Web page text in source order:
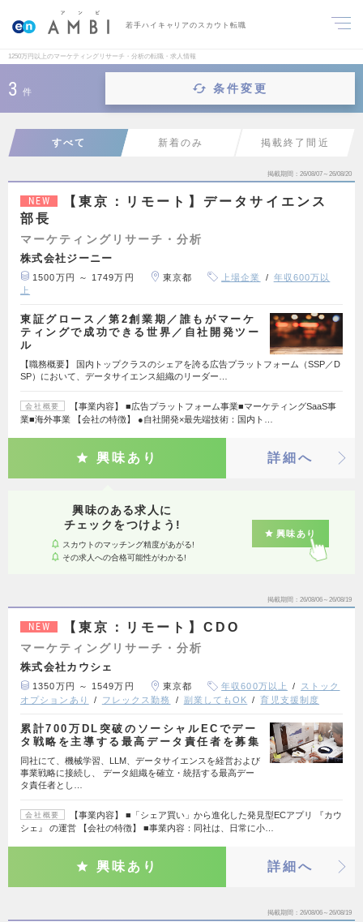
若手ハイキャリアのスカウト転職
1250万円以上のマーケティングリサーチ・分析の転職・求人情報
3 件 条件変更
すべて 新着のみ 掲載終了間近
掲載期間 26/08/07～26/08/20
NEW
【東京：リモート】データサイエンス
部長
マーケティングリサーチ・分析
株式会社ジーニー
1500万円 ～ 1749万円 東京都 上場企業
年収600万以
上
東証グロース／第2創業期／誰もがマーケ
ティングで成功できる世界／自社開発ツー
ル
【職務概要】 国内トップクラスのシェアを誇る広告プラットフォーム（SSP／D
SP）において、データサイエンス組織のリーダー…
会社概要
【事業内容】 ■広告プラットフォーム事業■マーケティングSaaS事
業■海外事業 【会社の特徴】 ●自社開発×最先端技術：国内ト…
興味あり 詳細へ
興味のある求人に
チェックをつけよう!
スカウトのマッチング精度があがる!
その求人への合格可能性がわかる!
興味あり
掲載期間 26/08/06～26/08/19
NEW 【東京：リモート】CDO
マーケティングリサーチ・分析
株式会社カウシェ
1350万円 ～ 1549万円 東京都 年収600万以上
ストック
オプションあり
フレックス勤務 副業してもOK 育児支援制度
累計700万DL突破のソーシャルECでデー
タ戦略を主導する最高データ責任者を募集
同社にて、機械学習、LLM、データサイエンスを経営および
事業戦略に接続し、 データ組織を確立・統括する最高デー
タ責任者とし…
会社概要
【事業内容】 ■「シェア買い」から進化した発見型ECアプリ 『カウ
シェ』 の運営 【会社の特徴】 ■事業内容：同社は、日常に小…
興味あり 詳細へ
掲載期間 26/08/06～26/08/19